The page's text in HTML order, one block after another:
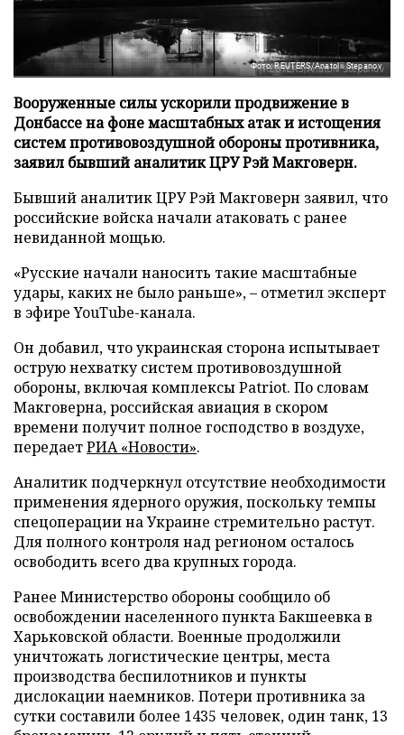
Фото: REUTERS/Anatolii Stepanov
Вооруженные силы ускорили продвижение в
Донбассе на фоне масштабных атак и истощения
систем противовоздушной обороны противника,
заявил бывший аналитик ЦРУ Рэй Макговерн.
Бывший аналитик ЦРУ Рэй Макговерн заявил, что
российские войска начали атаковать с ранее
невиданной мощью.
«Русские начали наносить такие масштабные
удары, каких не было раньше», – отметил эксперт
в эфире YouTube-канала.
Он добавил, что украинская сторона испытывает
острую нехватку систем противовоздушной
обороны, включая комплексы Patriot. По словам
Макговерна, российская авиация в скором
времени получит полное господство в воздухе,
передаетРИА «Новости».
Аналитик подчеркнул отсутствие необходимости
применения ядерного оружия, поскольку темпы
спецоперации на Украине стремительно растут.
Для полного контроля над регионом осталось
освободить всего два крупных города.
Ранее Министерство обороны сообщило об
освобождении населенного пункта Бакшеевка в
Харьковской области. Военные продолжили
уничтожать логистические центры, места
производства беспилотников и пункты
дислокации наемников. Потери противника за
сутки составили более 1435 человек, один танк, 13